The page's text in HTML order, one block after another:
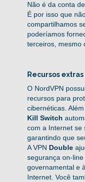
Não é da conta
É por isso que
compartilhamos
poderíamos
terceiros, mesmo
Recursos
O NordVPN
recursos para
cibernéticas.
Kill Switch
com a Internet se
garantindo que
A VPN Double
segurança on-
governamental e
Internet. Você